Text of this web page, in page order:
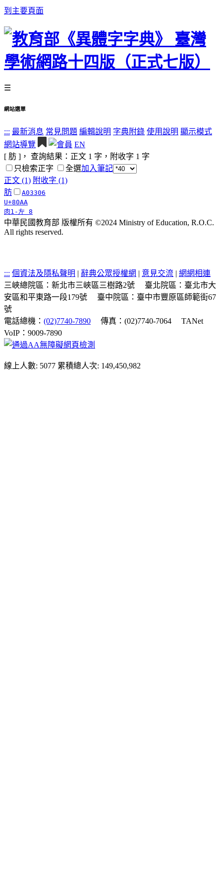
到主要頁面
☰
網站選單
::: 最新消息 常見問題 編輯說明 字典附錄 使用說明 顯示模式
網站導覽
EN
[ 肪 ]， 查詢結果：正文 1 字，附收字 1 字
只檢索正字
全選加入筆記
正文 (1) 附收字 (1)
肪
A03306
U+80AA
肉1-左 8
中華民國教育部 版權所有 ©2024 Ministry of Education, R.O.C.
All rights reserved.
::: 個資法及隱私聲明 | 辭典公眾授權網 | 意見交流 | 網網相連
三峽總院區：新北市三峽區三樹路2號
臺北院區：臺北市大
安區和平東路一段179號
臺中院區：臺中市豐原區師範街67
號
電話總機： (02)7740-7890 傳真：(02)7740-7064
TANet
VoIP：9009-7890
線上人數: 5077 累積總人次: 149,450,982